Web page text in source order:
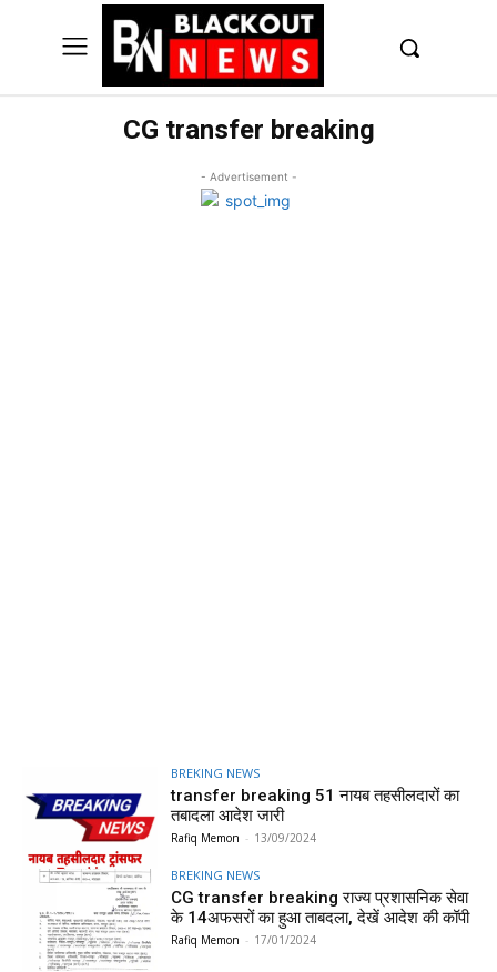
CG transfer breaking
- Advertisement -
BREKING NEWS
transfer breaking 51 नायब तहसीलदारों का
तबादला आदेश जारी
Rafiq Memon - 13/09/2024
BREKING NEWS
CG transfer breaking राज्य प्रशासनिक सेवा
के 14अफसरों का हुआ ताबदला, देखें आदेश की कॉपी
Rafiq Memon - 17/01/2024